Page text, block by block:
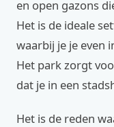
en open gazons
Het is de ideale
waarbij je je even
Het park zorgt
dat je in een
Het is de reden